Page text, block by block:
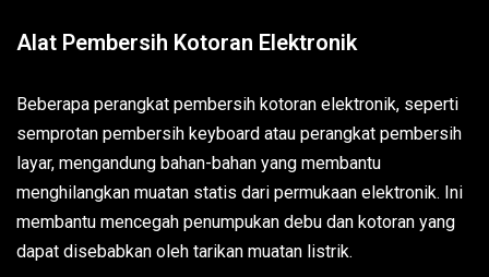
Alat Pembersih Kotoran Elektronik
Beberapa perangkat pembersih kotoran elektronik, seperti
semprotan pembersih keyboard atau perangkat pembersih
layar, mengandung bahan-bahan yang membantu
menghilangkan muatan statis dari permukaan elektronik. Ini
membantu mencegah penumpukan debu dan kotoran yang
dapat disebabkan oleh tarikan muatan listrik.